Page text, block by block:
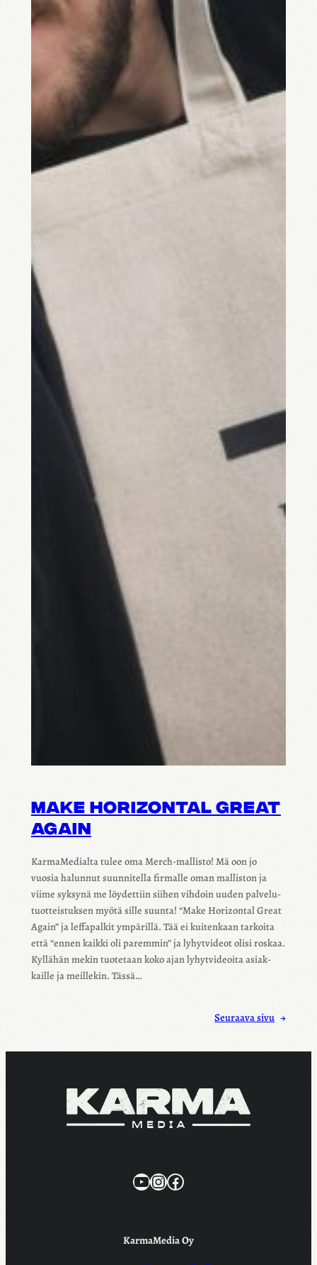
MAKE HORIZON­TAL GREAT
AGAIN
Karma­Me­dialta tulee oma Merch-mallisto! Mä oon jo
vuosia halun­nut suun­ni­tella firmalle oman mallis­ton ja
viime syksynä me löydet­tiin siihen vihdoin uuden palve­lu­
tuot­teis­tuk­sen myötä sille suunta! “Make Horizon­tal Great
Again” ja leffa­pal­kit ympä­rillä. Tää ei kuiten­kaan tarkoita
että “ennen kaikki oli parem­min” ja lyhyt­vi­deot olisi roskaa.
Kyllä­hän mekin tuote­taan koko ajan lyhyt­vi­deoita asiak­
kaille ja meil­le­kin. Tässä…
Seuraava sivu →
KarmaMedia YouTube
Instagram
Facebook
KarmaMedia Oy